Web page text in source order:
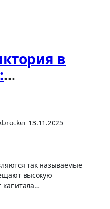
в
отзывы
13.11.2025
высокую
капитала…